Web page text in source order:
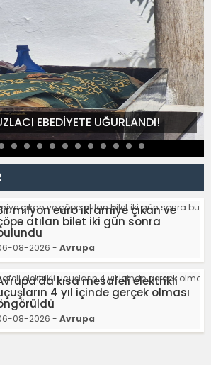
EBEDİYETE UĞURLANDI!
milyon euro ikramiye çıkan ve
atılan bilet iki gün sonra
08-2026 - Avrupa
kısa mesafeli elektrikli
4 yıl içinde gerçek olması
08-2026 - Avrupa